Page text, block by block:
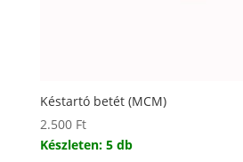
Késtartó betét (MCM)
2.500 Ft
Készleten: 5 db